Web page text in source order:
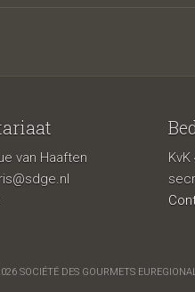
en
van Haaften
KvK
SOCIÉTÉ DES GOURMETS